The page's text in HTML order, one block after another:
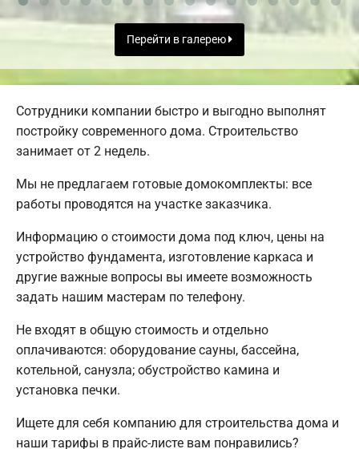
Перейти в галерею
Сотрудники компании быстро и выгодно выполнят
постройку современного дома. Строительство
занимает от 2 недель.
Мы не предлагаем готовые домокомплекты: все
работы проводятся на участке заказчика.
Информацию о стоимости дома под ключ, цены на
устройство фундамента, изготовление каркаса и
другие важные вопросы вы имеете возможность
задать нашим мастерам по телефону.
Не входят в общую стоимость и отдельно
оплачиваются: оборудование сауны, бассейна,
котельной, санузла; обустройство камина и
установка печки.
Ищете для себя компанию для строительства дома и
наши тарифы в прайс-листе вам понравились?